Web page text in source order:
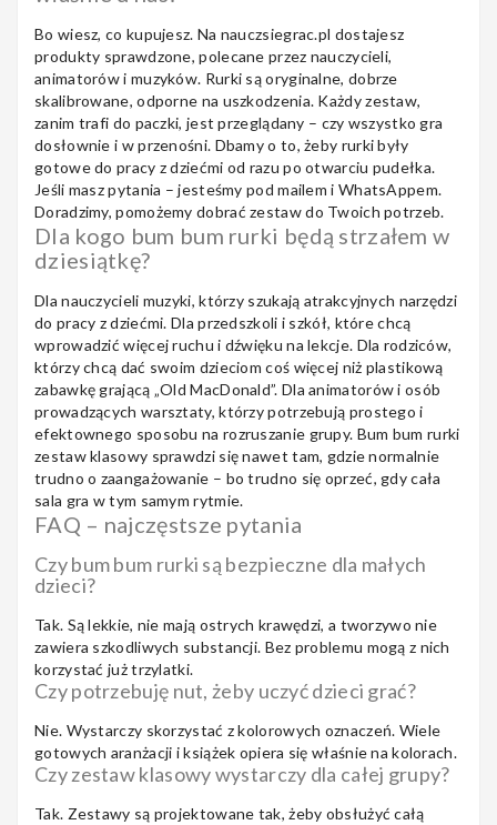
Bo wiesz, co kupujesz. Na nauczsiegrac.pl dostajesz
produkty sprawdzone, polecane przez nauczycieli,
animatorów i muzyków. Rurki są oryginalne, dobrze
skalibrowane, odporne na uszkodzenia. Każdy zestaw,
zanim trafi do paczki, jest przeglądany – czy wszystko gra
dosłownie i w przenośni. Dbamy o to, żeby rurki były
gotowe do pracy z dziećmi od razu po otwarciu pudełka.
Jeśli masz pytania – jesteśmy pod mailem i WhatsAppem.
Doradzimy, pomożemy dobrać zestaw do Twoich potrzeb.
Dla kogo bum bum rurki będą strzałem w
dziesiątkę?
Dla nauczycieli muzyki, którzy szukają atrakcyjnych narzędzi
do pracy z dziećmi. Dla przedszkoli i szkół, które chcą
wprowadzić więcej ruchu i dźwięku na lekcje. Dla rodziców,
którzy chcą dać swoim dzieciom coś więcej niż plastikową
zabawkę grającą „Old MacDonald”. Dla animatorów i osób
prowadzących warsztaty, którzy potrzebują prostego i
efektownego sposobu na rozruszanie grupy. Bum bum rurki
zestaw klasowy sprawdzi się nawet tam, gdzie normalnie
trudno o zaangażowanie – bo trudno się oprzeć, gdy cała
sala gra w tym samym rytmie.
FAQ – najczęstsze pytania
Czy bum bum rurki są bezpieczne dla małych
dzieci?
Tak. Są lekkie, nie mają ostrych krawędzi, a tworzywo nie
zawiera szkodliwych substancji. Bez problemu mogą z nich
korzystać już trzylatki.
Czy potrzebuję nut, żeby uczyć dzieci grać?
Nie. Wystarczy skorzystać z kolorowych oznaczeń. Wiele
gotowych aranżacji i książek opiera się właśnie na kolorach.
Czy zestaw klasowy wystarczy dla całej grupy?
Tak. Zestawy są projektowane tak, żeby obsłużyć całą